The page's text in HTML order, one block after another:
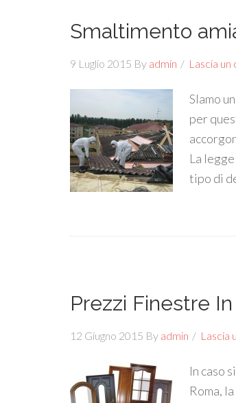
Smaltimento
9 Luglio 2015 By admin Lascia
SIamo
per
La
tipo di
Prezzi Finestre
12 Giugno 2015 By admin Lascia
In caso
Roma,